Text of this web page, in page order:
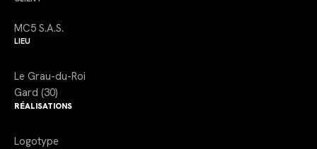
MC5 S.A.S.
LIEU
Le Grau-du-Roi
Gard (30)
RÉALISATIONS
Logotype